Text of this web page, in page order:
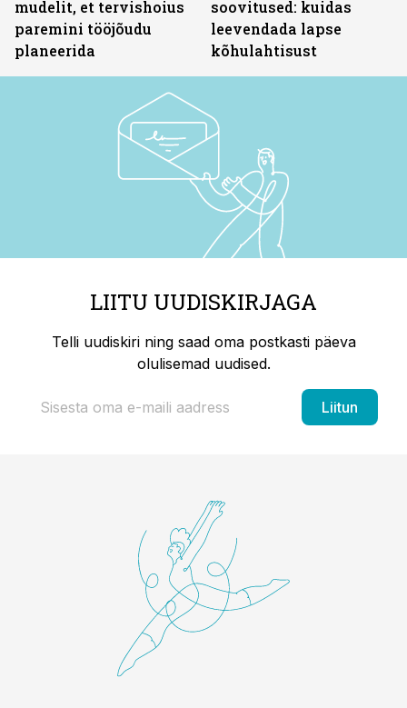
mudelit, et tervishoius
paremini tööjõudu
planeerida
soovitused: kuidas
leevendada lapse
kõhulahtisust
LIITU UUDISKIRJAGA
Telli uudiskiri ning saad oma postkasti päeva
olulisemad uudised.
Liitun